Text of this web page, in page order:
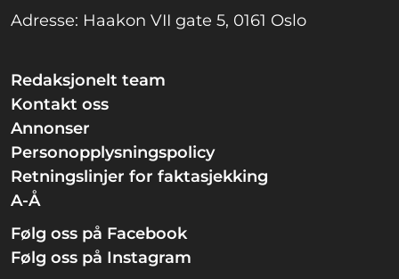
Adresse: Haakon VII gate 5, 0161 Oslo
Redaksjonelt team
Kontakt oss
Annonser
Personopplysningspolicy
Retningslinjer for faktasjekking
A-Å
Følg oss på Facebook
Følg oss på Instagram